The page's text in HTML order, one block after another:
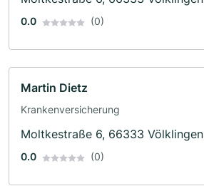
0.0 (0)
Martin Dietz
Krankenversicherung
Moltkestraße 6, 66333 Völklingen
0.0 (0)